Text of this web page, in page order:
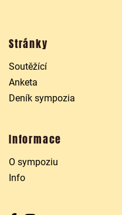
Stránky
Soutěžící
Anketa
Deník sympozia
Informace
O sympoziu
Info